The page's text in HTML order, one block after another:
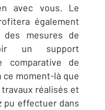
avec vous. Le
également
mesures de
un support
comparative de
ce moment-là que
réalisés et
pu effectuer dans